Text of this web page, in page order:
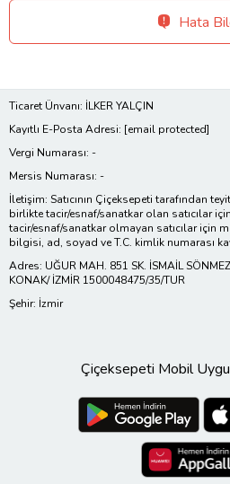
Hata
Ticaret Ünvanı: İLKER YALÇIN
Kayıtlı E-Posta Adresi: [email protected]
Vergi Numarası: -
Mersis Numarası: -
İletişim: Satıcının Çiçeksepeti tarafından
birlikte tacir/esnaf/sanatkar olan satıcılar
tacir/esnaf/sanatkar olmayan satıcılar için
bilgisi, ad, soyad ve T.C. kimlik numarası
Adres: UĞUR MAH. 851 SK. İSMAİL
KONAK/ İZMİR 1500048475/35/TUR
Şehir: İzmir
Çiçeksepeti Mobil